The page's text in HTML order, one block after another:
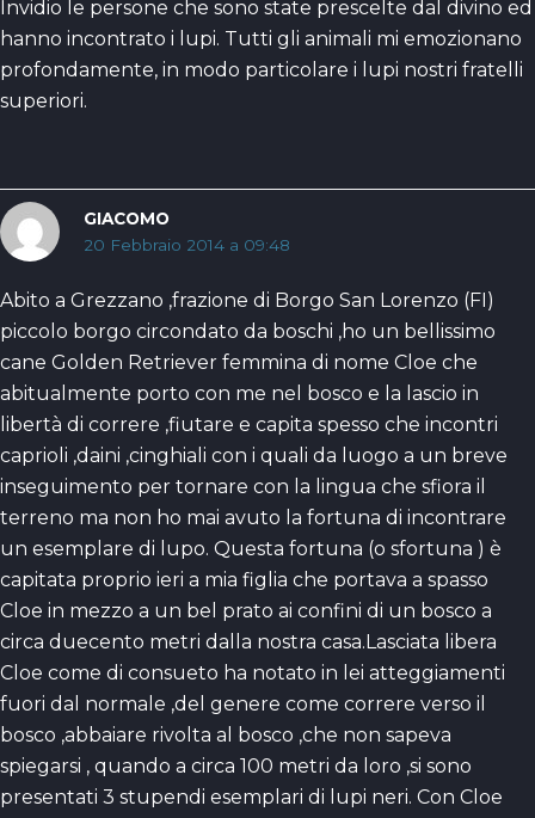
Invidio le persone che sono state prescelte dal divino ed
hanno incontrato i lupi. Tutti gli animali mi emozionano
profondamente, in modo particolare i lupi nostri fratelli
superiori.
GIACOMO
20 Febbraio 2014 a 09:48
Abito a Grezzano ,frazione di Borgo San Lorenzo (FI)
piccolo borgo circondato da boschi ,ho un bellissimo
cane Golden Retriever femmina di nome Cloe che
abitualmente porto con me nel bosco e la lascio in
libertà di correre ,fiutare e capita spesso che incontri
caprioli ,daini ,cinghiali con i quali da luogo a un breve
inseguimento per tornare con la lingua che sfiora il
terreno ma non ho mai avuto la fortuna di incontrare
un esemplare di lupo. Questa fortuna (o sfortuna ) è
capitata proprio ieri a mia figlia che portava a spasso
Cloe in mezzo a un bel prato ai confini di un bosco a
circa duecento metri dalla nostra casa.Lasciata libera
Cloe come di consueto ha notato in lei atteggiamenti
fuori dal normale ,del genere come correre verso il
bosco ,abbaiare rivolta al bosco ,che non sapeva
spiegarsi , quando a circa 100 metri da loro ,si sono
presentati 3 stupendi esemplari di lupi neri. Con Cloe